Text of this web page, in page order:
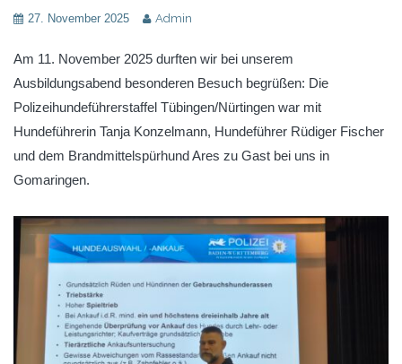
27. November 2025 Admin
Am 11. November 2025 durften wir bei unserem
Ausbildungsabend besonderen Besuch begrüßen: Die
Polizeihundeführerstaffel Tübingen/Nürtingen war mit
Hundeführerin Tanja Konzelmann, Hundeführer Rüdiger Fischer
und dem Brandmittelspürhund Ares zu Gast bei uns in
Gomaringen.